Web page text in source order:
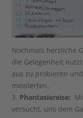
Nochmals herzliche
die Gelegenheit
aus zu probieren
meisterten.
3. Phantasiereise:
versucht, uns dem